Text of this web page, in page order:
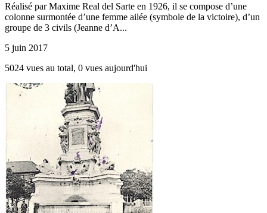
Réalisé par Maxime Real del Sarte en 1926, il se compose d’une
colonne surmontée d’une femme ailée (symbole de la victoire), d’un
groupe de 3 civils (Jeanne d’A...
5 juin 2017
5024 vues au total, 0 vues aujourd'hui